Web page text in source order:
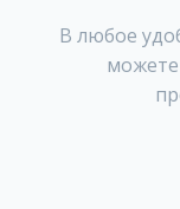
В любое
можете